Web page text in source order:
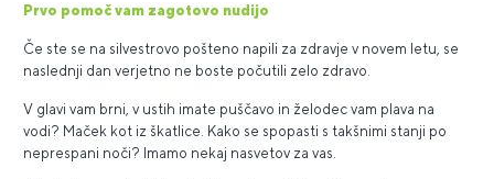
Prvo pomoč vam zagotovo nudijo
Če ste se na silvestrovo pošteno napili za zdravje v novem letu, se
naslednji dan verjetno ne boste počutili zelo zdravo.
V glavi vam brni, v ustih imate puščavo in želodec vam plava na
vodi? Maček kot iz škatlice. Kako se spopasti s takšnimi stanji po
neprespani noči? Imamo nekaj nasvetov za vas.